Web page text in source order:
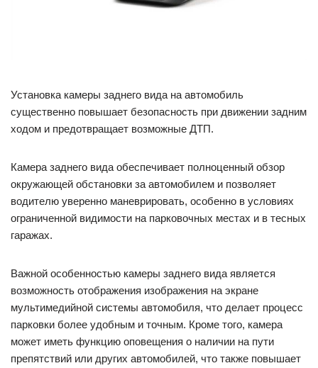
Установка камеры заднего вида на автомобиль
существенно повышает безопасность при движении задним
ходом и предотвращает возможные ДТП.
Камера заднего вида обеспечивает полноценный обзор
окружающей обстановки за автомобилем и позволяет
водителю уверенно маневрировать, особенно в условиях
ограниченной видимости на парковочных местах и в тесных
гаражах.
Важной особенностью камеры заднего вида является
возможность отображения изображения на экране
мультимедийной системы автомобиля, что делает процесс
парковки более удобным и точным. Кроме того, камера
может иметь функцию оповещения о наличии на пути
препятствий или других автомобилей, что также повышает